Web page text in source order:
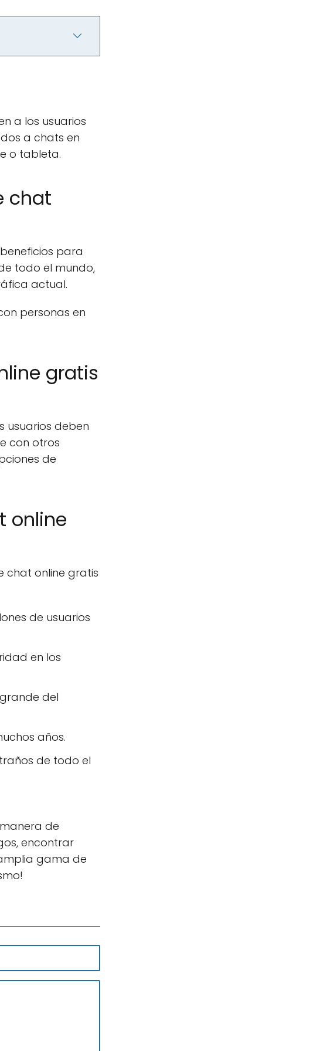
a los usuarios
a chats en
o tableta.
chat
para
todo el mundo,
actual.
personas en
gratis
usuarios deben
con otros
de
online
chat online gratis
de usuarios
en los
del
años.
de todo el
de
encontrar
gama de